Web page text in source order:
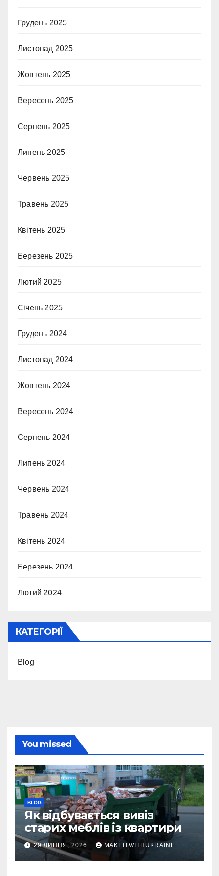
Грудень 2025
Листопад 2025
Жовтень 2025
Вересень 2025
Серпень 2025
Липень 2025
Червень 2025
Травень 2025
Квітень 2025
Березень 2025
Лютий 2025
Січень 2025
Грудень 2024
Листопад 2024
Жовтень 2024
Вересень 2024
Серпень 2024
Липень 2024
Червень 2024
Травень 2024
Квітень 2024
Березень 2024
Лютий 2024
КАТЕГОРІЇ
Blog
You missed
BLOG
Як відбувається вивіз
старих меблів із квартири
29 ЛИПНЯ, 2026 MAKEITWITHUKRAINE